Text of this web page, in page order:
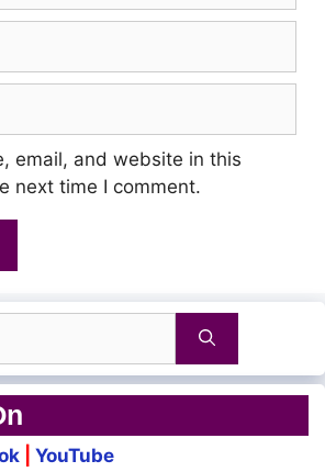
email, and website in this
next time I comment.
YouTube